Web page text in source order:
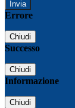
Errore
Chiudi
Successo
Chiudi
Informazione
Chiudi